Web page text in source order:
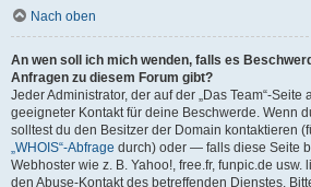
Nach oben
An wen soll ich mich wenden, falls es
Anfragen zu diesem Forum gibt?
Jeder Administrator, der auf der „Das Team“-Seite
geeigneter Kontakt für deine Beschwerde. Wenn
solltest du den Besitzer der Domain kontaktieren
„WHOIS“-Abfrage durch) oder — falls diese Seite
Webhoster wie z. B. Yahoo!, free.fr, funpic.de
den Abuse-Kontakt des betreffenden Dienstes.